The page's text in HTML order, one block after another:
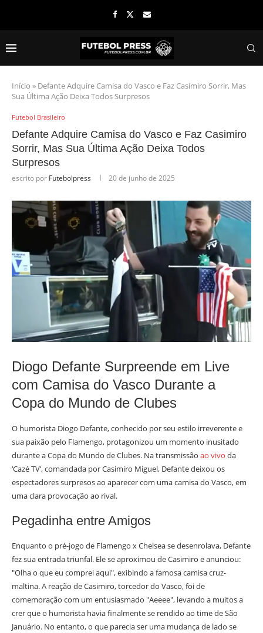
Início » Defante Adquire Camisa do Vasco e Faz Casimiro Sorrir, Mas
Sua Última Ação Deixa Todos Surpresos
Futebol Brasileiro
Defante Adquire Camisa do Vasco e Faz Casimiro
Sorrir, Mas Sua Última Ação Deixa Todos
Surpresos
escrito por Futebolpress 20 de junho de 2025
Diogo Defante Surpreende em Live
com Camisa do Vasco Durante a
Copa do Mundo de Clubes
O humorista Diogo Defante, conhecido por seu estilo irreverente e
sua paixão pelo Flamengo, protagonizou um momento inusitado
durante a Copa do Mundo de Clubes. Na transmissão ao vivo da
‘Cazé TV’, comandada por Casimiro Miguel, Defante deixou os
espectadores surpresos ao aparecer com uma camisa do Vasco, em
uma clara provocação ao rival.
Pegadinha entre Amigos
Enquanto o pré-jogo de Flamengo x Chelsea se desenrolava, Defante
fez sua entrada triunfal. Ele se aproximou de Casimiro e anunciou:
"Olha o que eu comprei aqui", exibindo a famosa camisa cruz-
maltina. A reação de Casimiro, torcedor do Vasco, foi de
comemoração com um entusiasmado "Aeeee", levando a muitos a
crer que o humorista havia finalmente se rendido ao time de São
Januário. No entanto, o que parecia ser uma mudança de lado se